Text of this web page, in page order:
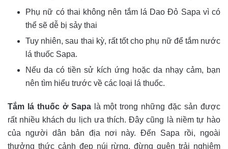
Phụ nữ có thai không nên tắm lá Dao Đỏ Sapa vì có
thể sẽ dễ bị sảy thai
Tuy nhiên, sau thai kỳ, rất tốt cho phụ nữ để tắm nước
lá thuốc Sapa.
Nếu da có tiền sử kích ứng hoặc da nhạy cảm, bạn
nên tìm hiểu trước về các loại lá thuốc.
Tắm lá thuốc ở Sapalà một trong những đặc sản được
rất nhiều khách du lịch ưa thích. Đây cũng là niềm tự hào
của người dân bản địa nơi này. Đến Sapa rồi, ngoài
thưởng thức cảnh đẹp núi rừng, đừng quên trải nghiệm